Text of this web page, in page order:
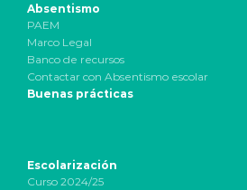
Absentismo
PAEM
Marco Legal
Banco de recursos
Contactar con Absentismo escolar
Buenas prácticas
Escolarización
Curso 2024/25